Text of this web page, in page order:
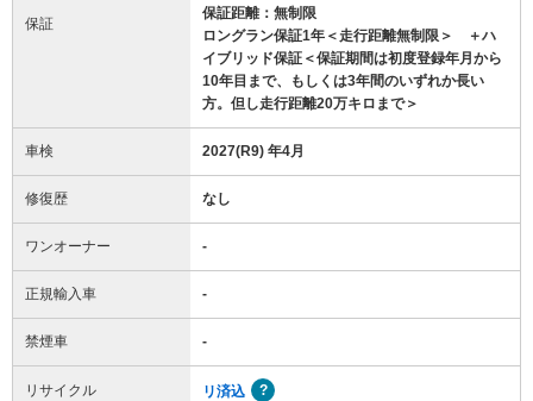
保証
保証距離：無制限
ロングラン保証1年＜走行距離無制限＞ ＋ハ
イブリッド保証＜保証期間は初度登録年月から
10年目まで、もしくは3年間のいずれか長い
方。但し走行距離20万キロまで＞
車検 2027(R9) 年4月
修復歴 なし
ワンオーナー -
正規輸入車 -
禁煙車 -
リサイクル リ済込